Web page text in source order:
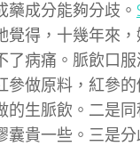
藥成分能夠分歧。
覺得，十幾年來，
了病痛。脈飲口服
參做原料，紅參
的生脈飲。二是
囊貴一些。三是